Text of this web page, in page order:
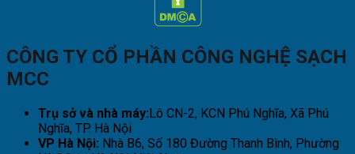
CÔNG TY CỔ PHẦN CÔNG NGHỆ SẠCH
MCC
Trụ sở và nhà máy: Lô CN-2, KCN Phú Nghĩa, Xã Phú
Nghĩa, TP. Hà Nội
VP Hà Nội: Nhà B6, Số 180 Đường Thanh Bình, Phường